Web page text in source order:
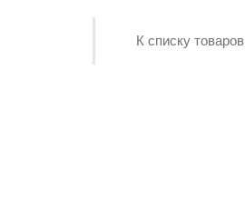
К списку товаров